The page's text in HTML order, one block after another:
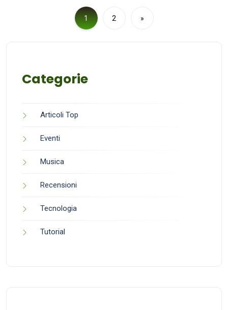
1 2 »
Categorie
Articoli Top
Eventi
Musica
Recensioni
Tecnologia
Tutorial